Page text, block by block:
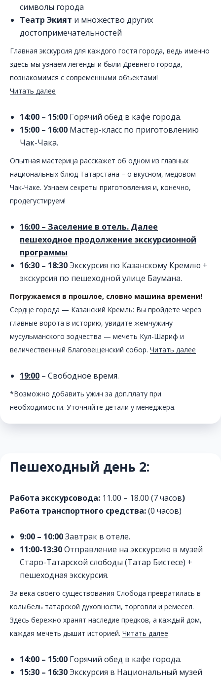
символы города
Театр Экият и множество других
достопримечательностей
Главная экскурсия для каждого гостя города, ведь именно
здесь мы узнаем легенды и были Древнего города,
познакомимся с современными объектами!
Читать далее
14:00 – 15:00 Горячий обед в кафе города.
15:00 – 16:00 Мастер-класс по приготовлению
Чак-Чака.
Опытная мастерица расскажет об одном из главных
национальных блюд Татарстана – о вкусном, медовом
Чак-Чаке. Узнаем секреты приготовления и, конечно,
продегустируем!
16:00 – Заселение в отель. Далее
пешеходное продолжение экскурсионной
программы
16:30 – 18:30Экскурсия по Казанскому Кремлю +
экскурсия по пешеходной улице Баумана.
Погружаемся в прошлое, словно машина времени!
Сердце города — Казанский Кремль: Вы пройдете через
главные ворота в историю, увидите жемчужину
мусульманского зодчества — мечеть Кул-Шариф и
величественный Благовещенский собор. Читать далее
19:00 – Свободное время.
*Возможно добавить ужин за доп.плату при
необходимости. Уточняйте детали у менеджера.
Пешеходный день 2:
Работа экскурсовода: 11.00 – 18.00 (7 часов)
Работа транспортного средства:(0 часов)
9:00 – 10:00Завтрак в отеле.
11:00-13:30Отправление на экскурсию в музей
Старо-Татарской слободы (Татар Бистесе) +
пешеходная экскурсия.
За века своего существования Слобода превратилась в
колыбель татарской духовности, торговли и ремесел.
Здесь бережно хранят наследие предков, а каждый дом,
каждая мечеть дышит историей. Читать далее
14:00 – 15:00 Горячий обед в кафе города.
15:30 – 16:30Экскурсия в Национальный музей